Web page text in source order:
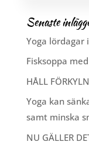
Senaste
Yoga lördagar
Fisksoppa
HÅLL
Yoga kan
samt minska
NU GÄLLER